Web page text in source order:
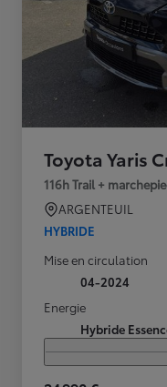
Toyota Yaris
116h Trail +
ARGENTEUIL
HYBRIDE
Mise en circulation
04-2024
Energie
Hybride